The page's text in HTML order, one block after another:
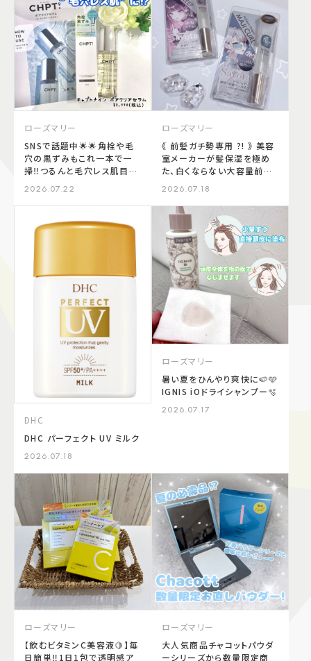
ローズマリー
SNSで話題中🌟🌟角栓や毛
穴の黒ずみもこれ一本で一
掃‼️つるんと毛穴レス肌目指
2026.07.22
ローズマリー
《 前髪ガチ勢専用 ?! 》 美容
室メーカーが髪保湿を極め
た、白くならない大容量前髪
2026.07.18
DHC
DHC パーフェクト UV ミルク
2026.07.18
ローズマリー
暑い夏をひんやり爽快に🍉🩵
IGNIS iOドライシャンプー🫧
2026.07.17
ローズマリー
【飲むビタミンC美容液🍋】毎
日簡単‼️1日1包で透明感ア
ローズマリー
大人気商品チャコットパウダ
ーシリーズから数量限定商